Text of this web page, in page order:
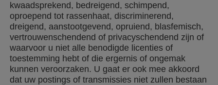
kwaadsprekend, bedreigend, schimpend,
oproepend tot rassenhaat, discriminerend,
dreigend, aanstootgevend, opruiend, blasfemisch,
vertrouwenschendend of privacyschendend zijn of
waarvoor u niet alle benodigde licenties of
toestemming hebt of die ergernis of ongemak
kunnen veroorzaken. U gaat er ook mee akkoord
dat uw postings of transmissies niet zullen bestaan